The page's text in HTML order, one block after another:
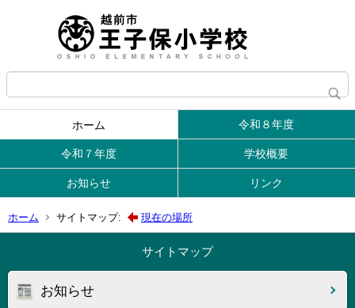
ホーム 令和８年度
令和７年度 学校概要
お知らせ リンク
ホーム サイトマップ: 現在の場所
サイトマップ
お知らせ